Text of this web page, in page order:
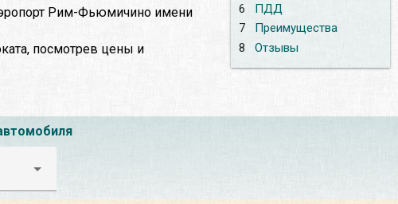
6
ПДД
7
Преимущества
8
Отзывы
Рим-Фьюмичино имени
посмотрев цены и